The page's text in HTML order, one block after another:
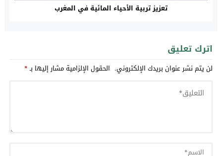
تعزيز تربية الأحياء المائية في المغرب
اترك تعليق
لن يتم نشر عنوان بريدك الإلكتروني. الحقول الإلزامية مشار إليها بـ*